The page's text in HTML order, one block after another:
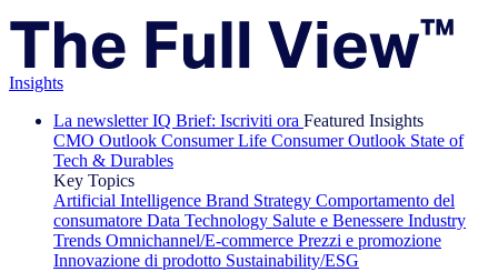
Insights
La newsletter IQ Brief: Iscriviti ora Featured Insights
CMO Outlook Consumer Life Consumer Outlook State of
Tech & Durables
Key Topics
Artificial Intelligence Brand Strategy Comportamento del
consumatore Data Technology Salute e Benessere Industry
Trends Omnichannel/E-commerce Prezzi e promozione
Innovazione di prodotto Sustainability/ESG